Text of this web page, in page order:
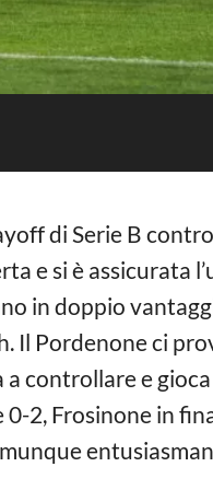
di Serie B
e si è assicurata
in doppio
Il Pordenone ci
controllare e
0-2, Frosinone in